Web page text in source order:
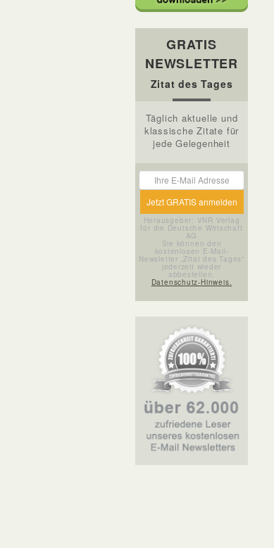
GRATIS
NEWSLETTER
Zitat des Tages
Täglich aktuelle und
klassische Zitate für
jede Gelegenheit
Herausgeber: VNR Verlag
für die Deutsche Wirtschaft
AG
Sie können den
kostenlosen E-Mail-
Newsletter „Zitat des Tages“
jederzeit wieder
abbestellen.
Datenschutz-Hinweis.